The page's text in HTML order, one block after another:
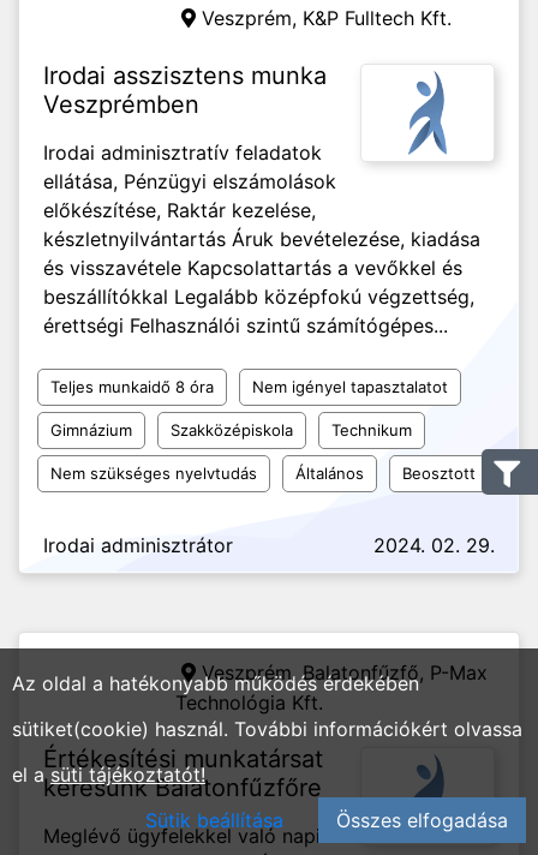
Veszprém, K&P Fulltech Kft.
Irodai asszisztens munka
Veszprémben
Irodai adminisztratív feladatok
ellátása, Pénzügyi elszámolások
előkészítése, Raktár kezelése,
készletnyilvántartás Áruk bevételezése, kiadása
és visszavétele Kapcsolattartás a vevőkkel és
beszállítókkal Legalább középfokú végzettség,
érettségi Felhasználói szintű számítógépes...
Teljes munkaidő 8 óra Nem igényel tapasztalatot
Gimnázium Szakközépiskola Technikum
Nem szükséges nyelvtudás Általános Beosztott
Irodai adminisztrátor 2024. 02. 29.
Veszprém, Balatonfűzfő, P-Max
Technológia Kft.
Értékesítési munkatársat
keresünk Balatonfűzfőre
Meglévő ügyfelekkel való napi
Az oldal a hatékonyabb működés érdekében
sütiket(cookie) használ. További információkért olvassa
el asüti tájékoztatót!
Sütik beállítása
Összes elfogadása